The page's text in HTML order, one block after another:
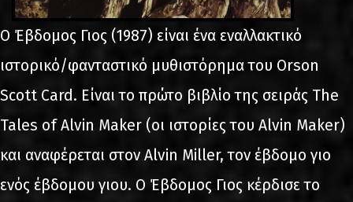
Ο Έβδομος Γιος (1987) είναι ένα εναλλακτικό
ιστορικό/φανταστικό μυθιστόρημα του Orson
Scott Card. Είναι το πρώτο βιβλίο της σειράς The
Tales of Alvin Maker (οι ιστορίες του Alvin Maker)
και αναφέρεται στον Alvin Miller, τον έβδομο γιο
ενός έβδομου γιου. Ο Έβδομος Γιος κέρδισε το